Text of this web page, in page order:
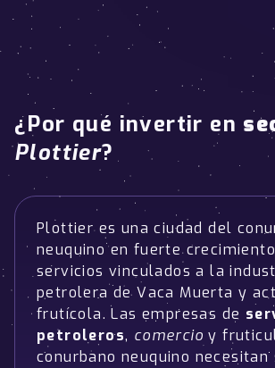
¿Por qué invertir en
Plottier?
Plottier es una ciudad del
neuquino en fuerte
servicios vinculados a la
petrolera de Vaca Muerta y
frutícola. Las empresas de
petroleros, comercio y
conurbano neuquino necesitan